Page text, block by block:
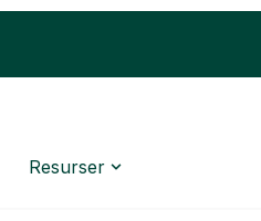
Resurser